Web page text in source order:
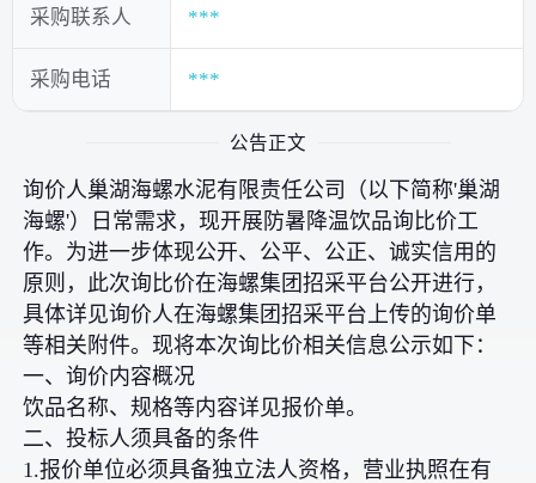
采购联系人 ***
采购电话 ***
公告正文
询价人巢湖海螺水泥有限责任公司（以下简称'巢湖
海螺'）日常需求，现开展防暑降温饮品询比价工
作。为进一步体现公开、公平、公正、诚实信用的
原则，此次询比价在海螺集团招采平台公开进行，
具体详见询价人在海螺集团招采平台上传的询价单
等相关附件。现将本次询比价相关信息公示如下：
一、询价内容概况
饮品名称、规格等内容详见报价单。
二、投标人须具备的条件
1.报价单位必须具备独立法人资格，营业执照在有